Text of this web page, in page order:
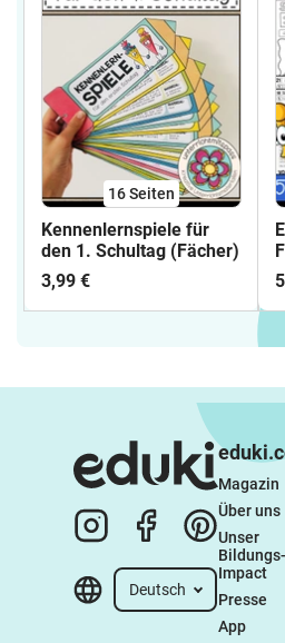
16Seiten
Kennenlernspiele für
den 1. Schultag (Fächer)
3,99 €
Deutsch
Magazin
Über uns
Unser
Bildungs-
Impact
Presse
App